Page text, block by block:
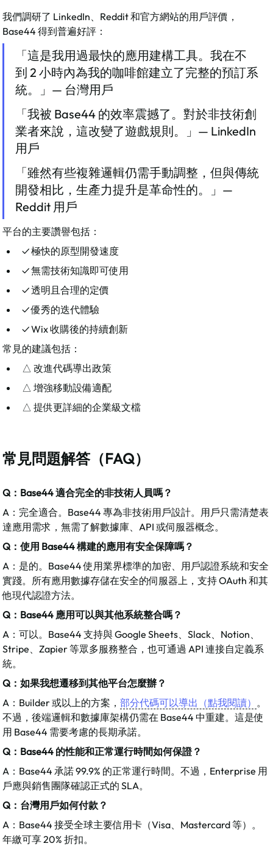
我們調研了 LinkedIn、Reddit 和官方網站的用戶評價，
Base44 得到普遍好評：​
「這是我用過最快的應用建構工具。我在不
到 2 小時內為我的咖啡館建立了完整的預訂系
統。」— 台灣用戶
「我被 Base44 的效率震撼了。對於非技術創
業者來說，這改變了遊戲規則。」— LinkedIn
用戶
「雖然有些複雜邏輯仍需手動調整，但與傳統
開發相比，生產力提升是革命性的。」—
Reddit 用戶
平台的主要讚譽包括：​
✓ 極快的原型開發速度
✓ 無需技術知識即可使用
✓ 透明且合理的定價
✓ 優秀的迭代體驗
✓ Wix 收購後的持續創新
常見的建議包括：​
△ 改進代碼導出政策
△ 增強移動設備適配
△ 提供更詳細的企業級文檔
常見問題解答（FAQ）
Q：Base44 適合完全的非技術人員嗎？
A：完全適合。Base44 專為非技術用戶設計。用戶只需清楚表
達應用需求，無需了解數據庫、API 或伺服器概念。​
Q：使用 Base44 構建的應用有安全保障嗎？
A：是的。Base44 使用業界標準的加密、用戶認證系統和安全
實踐。所有應用數據存儲在安全的伺服器上，支持 OAuth 和其
他現代認證方法。​
Q：Base44 應用可以與其他系統整合嗎？
A：可以。Base44 支持與 Google Sheets、Slack、Notion、
Stripe、Zapier 等眾多服務整合，也可通過 API 連接自定義系
統。​
Q：如果我想遷移到其他平台怎麼辦？
A：Builder 或以上的方案， 部分代碼可以導出（點我閱讀） 。
不過，後端邏輯和數據庫架構仍需在 Base44 中重建。這是使
用 Base44 需要考慮的長期承諾。​
Q：Base44 的性能和正常運行時間如何保證？
A：Base44 承諾 99.9% 的正常運行時間。不過，Enterprise 用
戶應與銷售團隊確認正式的 SLA。​
Q：台灣用戶如何付款？
A：Base44 接受全球主要信用卡（Visa、Mastercard 等）。
年繳可享 20% 折扣。​